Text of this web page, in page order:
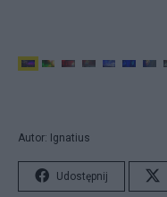
Autor: Ignatius
Udostępnij